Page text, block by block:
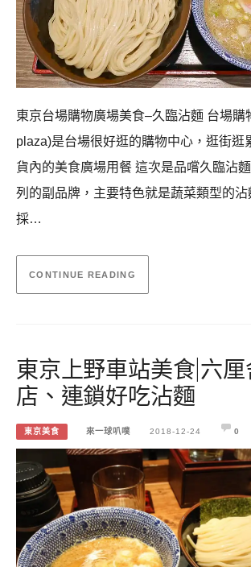
東京台場購物廣場美食–久臨沾麵 台場購
plaza)是台場很好逛的購物中心，逛街逛
貨內的美食廣場用餐 這次是品嚐久臨沾
列的副品牌，主要特色就是蔬菜類型的
採…
CONTINUE READING
東京上野車站美食|六
店、連鎖好吃沾麵
東京美食 來一球叭噗 2018-12-24 0